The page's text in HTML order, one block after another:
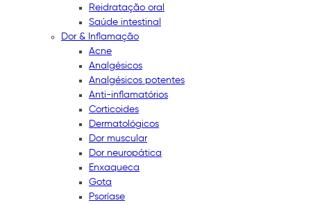
Reidratação oral
Saúde intestinal
Dor & Inflamação
Acne
Analgésicos
Analgésicos potentes
Anti-inflamatórios
Corticoides
Dermatológicos
Dor muscular
Dor neuropática
Enxaqueca
Gota
Psoríase